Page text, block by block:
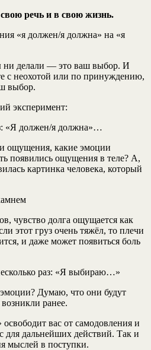
речь и в свою жизнь.
«я должен/я должна» на «я
ни делали — это ваш выбор. И
с неохотой или по принуждению,
выбор.
эксперимент:
«Я должен/я должна»…
ощущения, какие эмоции
появились ощущения в теле? А,
картинка человека, который
чувство долга ощущается как
этот груз очень тяжёл, то плечи
и даже может появиться боль
раз: «Я выбираю…»
Думаю, что они будут
ранее.
вас от самодовления и
для дальнейших действий. Так и
мыслей в поступки.